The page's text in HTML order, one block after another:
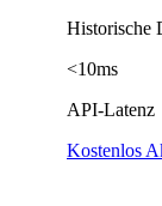
Historische
<10ms
API-Latenz
Kostenlos